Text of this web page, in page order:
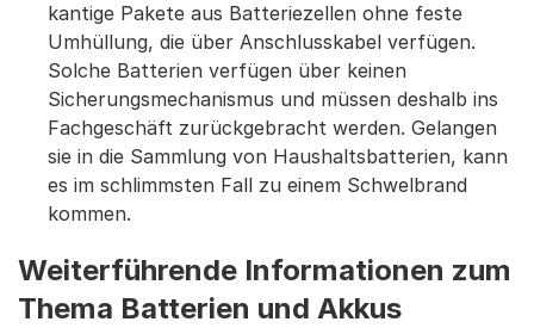
kantige Pakete aus Batteriezellen ohne feste
Umhüllung, die über Anschlusskabel verfügen.
Solche Batterien verfügen über keinen
Sicherungsmechanismus und müssen deshalb ins
Fachgeschäft zurückgebracht werden. Gelangen
sie in die Sammlung von Haushaltsbatterien, kann
es im schlimmsten Fall zu einem Schwelbrand
kommen.
Weiterführende Informationen zum
Thema Batterien und Akkus